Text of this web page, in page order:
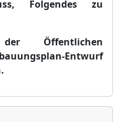
Folgendes zu
er Öffentlichen
Entwurf